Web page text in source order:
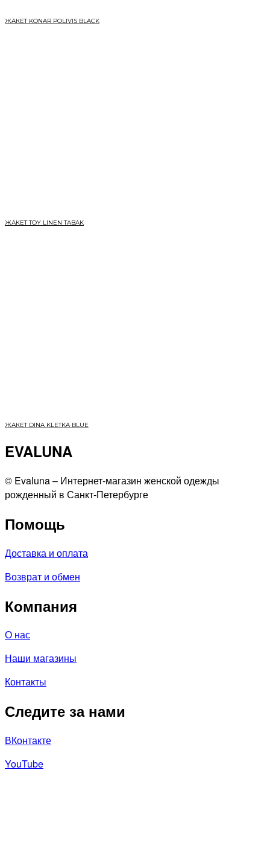
ЖАКЕТ KONAR POLIVIS BLACK
ЖАКЕТ TOY LINEN TABAK
ЖАКЕТ DINA KLETKA BLUE
EVALUNA
©️ Evaluna – Интернет-магазин женской одежды
рожденный в Санкт-Петербурге
Помощь
Доставка и оплата
Возврат и обмен
Компания
О нас
Наши магазины
Контакты
Следите за нами
ВКонтакте
YouTube